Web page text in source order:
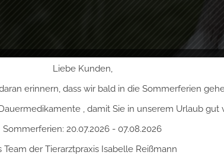
Liebe Kunden,
erinnern, dass wir bald in die Sommerferien
, damit Sie in unserem Urlaub gut
Sommerferien: 20.07.2026 - 07.08.2026
Team der Tierarztpraxis Isabelle Reißmann